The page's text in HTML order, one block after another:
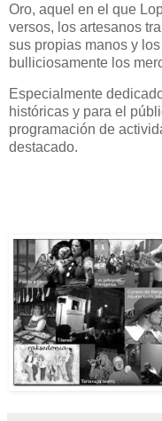
Oro, aquel en el que
versos, los artesanos
sus propias manos y
bulliciosamente los
Especialmente
históricas y para el
programación de
destacado.